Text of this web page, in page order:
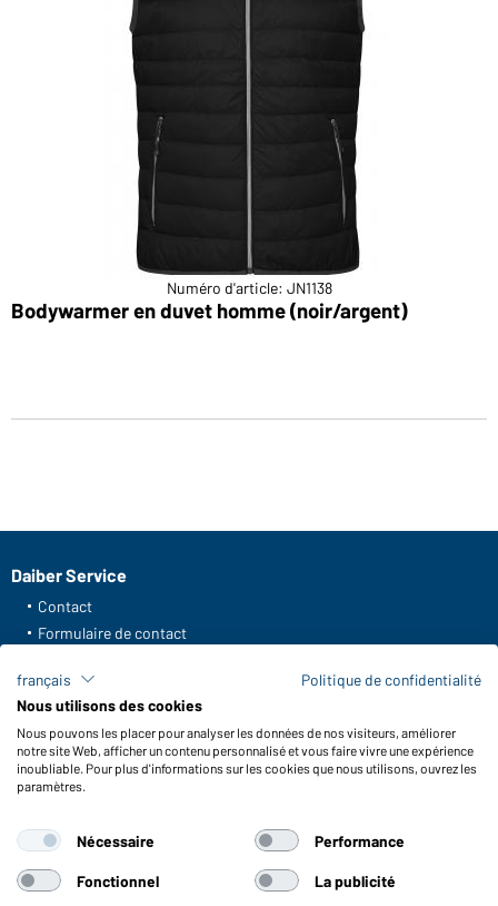
Numéro d'article: JN1138
Bodywarmer en duvet homme (noir/argent)
Daiber Service
Contact
Formulaire de contact
FAQ / Manuel d' utilisation
Vérifier le stock
Reporting system according to whistleblower protection act
Fonctions et entretien
Conseils d'entretien
Tailles
Couleurs
français
Politique de confidentialité
Nous utilisons des cookies
Nous pouvons les placer pour analyser les données de nos visiteurs, améliorer
notre site Web, afficher un contenu personnalisé et vous faire vivre une expérience
inoubliable. Pour plus d'informations sur les cookies que nous utilisons, ouvrez les
paramètres.
Nécessaire Performance
Fonctionnel La publicité